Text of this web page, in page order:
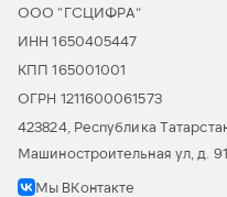
ООО “ГСЦИФРА”
ИНН 1650405447
КПП 165001001
ОГРН 1211600061573
423824, Республика
Машиностроительная ул, д.
Мы ВКонтакте